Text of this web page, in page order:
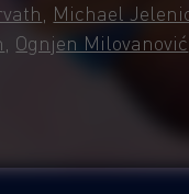
Michael
Ognjen Milovanović